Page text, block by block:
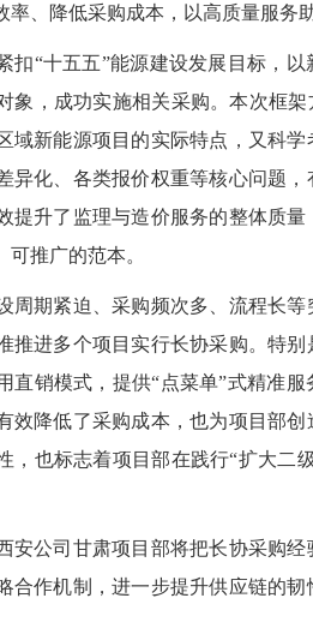
、降低采购成本，以高质量服务
“十五五”能源建设发展目标，以
象，成功实施相关采购。本次框
域新能源项目的实际特点，又科
异化、各类报价权重等核心问题
提升了监理与造价服务的整体质
推广的范本。
期紧迫、采购频次多、流程长等
推进多个项目实行长协采购。特别
直销模式，提供“点菜单”式精准
效降低了采购成本，也为项目部
，也标志着项目部在践行“扩大二
公司甘肃项目部将把长协采购经
合作机制，进一步提升供应链的